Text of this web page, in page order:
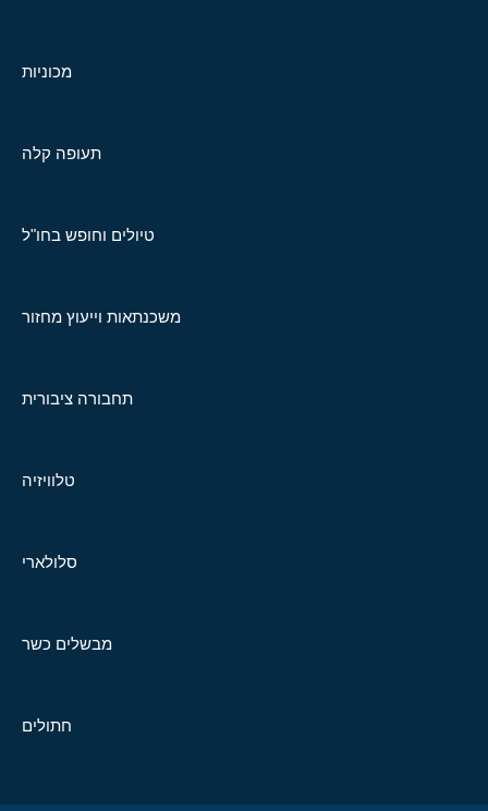
מכוניות
תעופה קלה
טיולים וחופש בחו"ל
משכנתאות וייעוץ מחזור
תחבורה ציבורית
טלוויזיה
סלולארי
מבשלים כשר
חתולים